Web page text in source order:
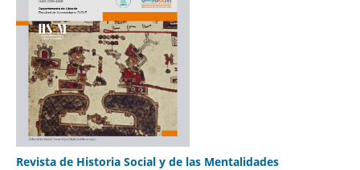
Revista de Historia Social y de las Mentalidades